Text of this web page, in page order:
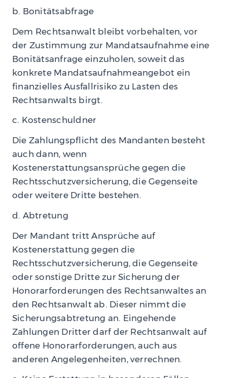
b. Bonitätsabfrage
Dem Rechtsanwalt bleibt vorbehalten, vor
der Zustimmung zur Mandatsaufnahme eine
Bonitätsanfrage einzuholen, soweit das
konkrete Mandatsaufnahmeangebot ein
finanzielles Ausfallrisiko zu Lasten des
Rechtsanwalts birgt.
c. Kostenschuldner
Die Zahlungspflicht des Mandanten besteht
auch dann, wenn
Kostenerstattungsansprüche gegen die
Rechtsschutzversicherung, die Gegenseite
oder weitere Dritte bestehen.
d. Abtretung
Der Mandant tritt Ansprüche auf
Kostenerstattung gegen die
Rechtsschutzversicherung, die Gegenseite
oder sonstige Dritte zur Sicherung der
Honorarforderungen des Rechtsanwaltes an
den Rechtsanwalt ab. Dieser nimmt die
Sicherungsabtretung an. Eingehende
Zahlungen Dritter darf der Rechtsanwalt auf
offene Honorarforderungen, auch aus
anderen Angelegenheiten, verrechnen.